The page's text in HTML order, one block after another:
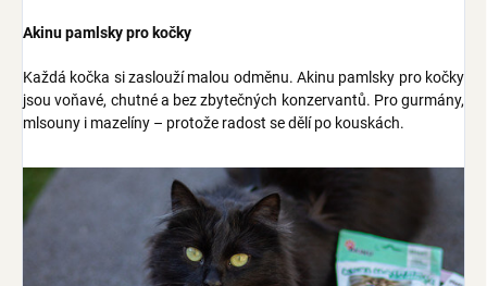
Akinu pamlsky pro kočky
Každá kočka si zaslouží malou odměnu. Akinu pamlsky pro kočky
jsou voňavé, chutné a bez zbytečných konzervantů. Pro gurmány,
mlsouny i mazelíny – protože radost se dělí po kouskách.